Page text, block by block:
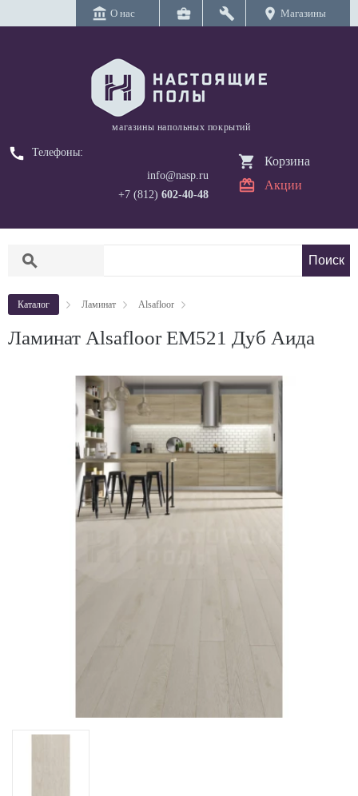
account_balance О нас business_center build location_on Магазины
магазины напольных покрытий
call
Телефоны:
info@nasp.ru
+7 (812) 602-40-48
Корзина
Акции
search
Каталог Ламинат Alsafloor
Ламинат Alsafloor EM521 Дуб Аида